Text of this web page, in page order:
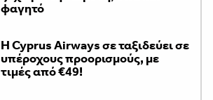
φαγητό
H Cyprus Airways σε ταξιδεύει σε
υπέροχους προορισμούς, με
τιμές από €49!